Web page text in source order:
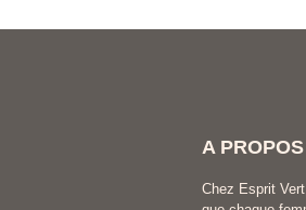
A PROPOS
Chez Esprit